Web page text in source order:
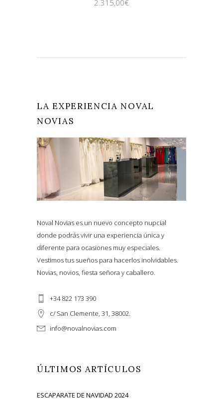
2.315,00€
LA EXPERIENCIA NOVAL
NOVIAS
Noval Novias es un nuevo concepto nupcial
donde podrás vivir una experiencia única y
diferente para ocasiones muy especiales.
Vestimos tus sueños para hacerlos inolvidables.
Novias, novios, fiesta señora y caballero.
+34 822 173 390
c/ San Clemente, 31, 38002.
info@novalnovias.com
ÚLTIMOS ARTÍCULOS
ESCAPARATE DE NAVIDAD 2024